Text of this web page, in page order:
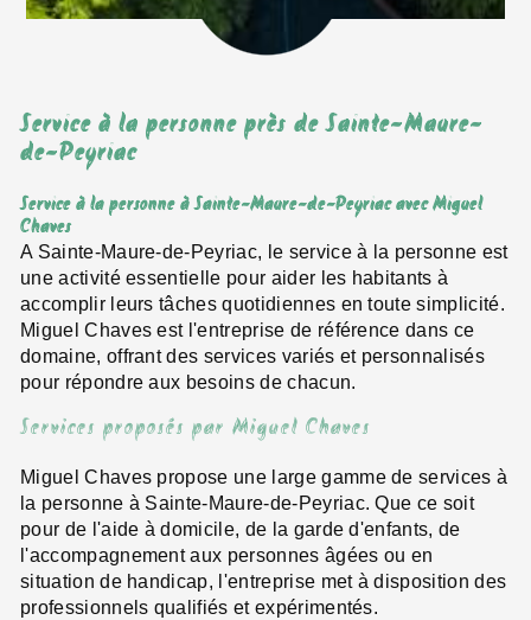
Service à la personne près de Sainte-Maure-
de-Peyriac
Service à la personne à Sainte-Maure-de-Peyriac avec Miguel
Chaves
A Sainte-Maure-de-Peyriac, le service à la personne est
une activité essentielle pour aider les habitants à
accomplir leurs tâches quotidiennes en toute simplicité.
Miguel Chaves est l'entreprise de référence dans ce
domaine, offrant des services variés et personnalisés
pour répondre aux besoins de chacun.
Services proposés par Miguel Chaves
Miguel Chaves propose une large gamme de services à
la personne à Sainte-Maure-de-Peyriac. Que ce soit
pour de l'aide à domicile, de la garde d'enfants, de
l'accompagnement aux personnes âgées ou en
situation de handicap, l'entreprise met à disposition des
professionnels qualifiés et expérimentés.